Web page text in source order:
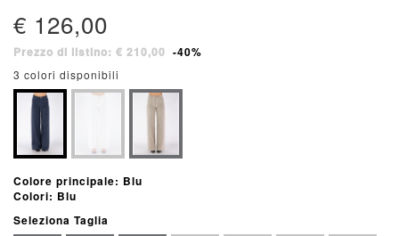
€ 126,00
Prezzo di listino: € 210,00 -40%
3 colori disponibili
Colore principale: Blu
Colori: Blu
Seleziona Taglia